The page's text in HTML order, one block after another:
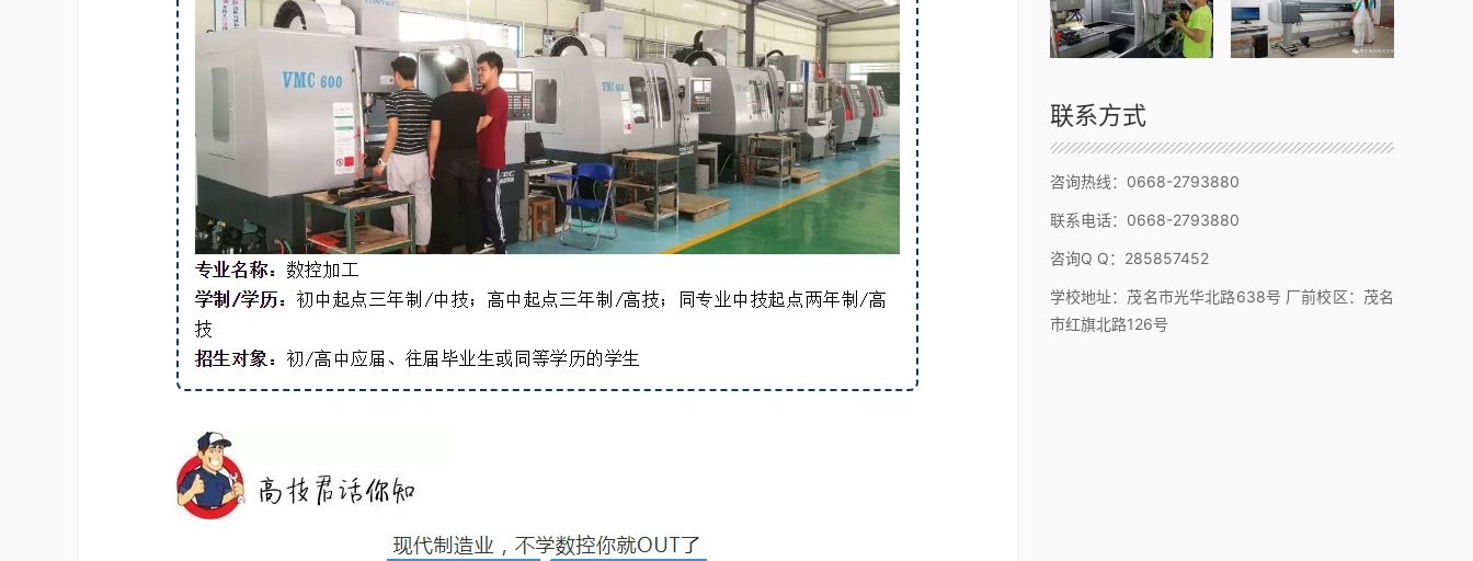
联系方式
咨询热线：0668-2793880
联系电话：0668-2793880
咨询Q Q：285857452
学校地址：茂名市光华北路638号 厂前校区：茂名
市红旗北路126号